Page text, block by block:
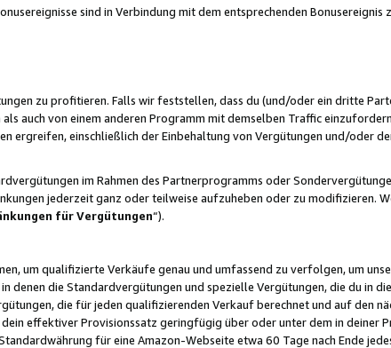
sind in Verbindung mit dem entsprechenden Bonusereignis
zu profitieren. Falls wir feststellen, dass du (und/oder ein dritte
auch von einem anderen Programm mit demselben Traffic
ergreifen, einschließlich der Einbehaltung von Vergütungen und/oder
im Rahmen des Partnerprogramms oder
jederzeit ganz oder teilweise aufzuheben oder zu modifizieren.
für Vergütungen“).
um qualifizierte Verkäufe genau und umfassend zu verfolgen, um
denen die Standardvergütungen und spezielle Vergütungen, die du in
die für jeden qualifizierenden Verkauf berechnet und auf den
effektiver Provisionssatz geringfügig über oder unter dem in deiner
für eine Amazon-Webseite etwa 60 Tage nach Ende